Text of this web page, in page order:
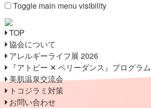
Toggle main menu visibility
TOP
協会について
アレルギーライフ展 2026
『アトピー ✕ ベリーダンス』プログラム
美肌温泉交流会
トコジラミ対策
お問い合わせ